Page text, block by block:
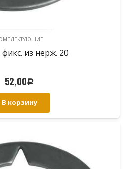
из нерж. 20
52,00Р
В корзину